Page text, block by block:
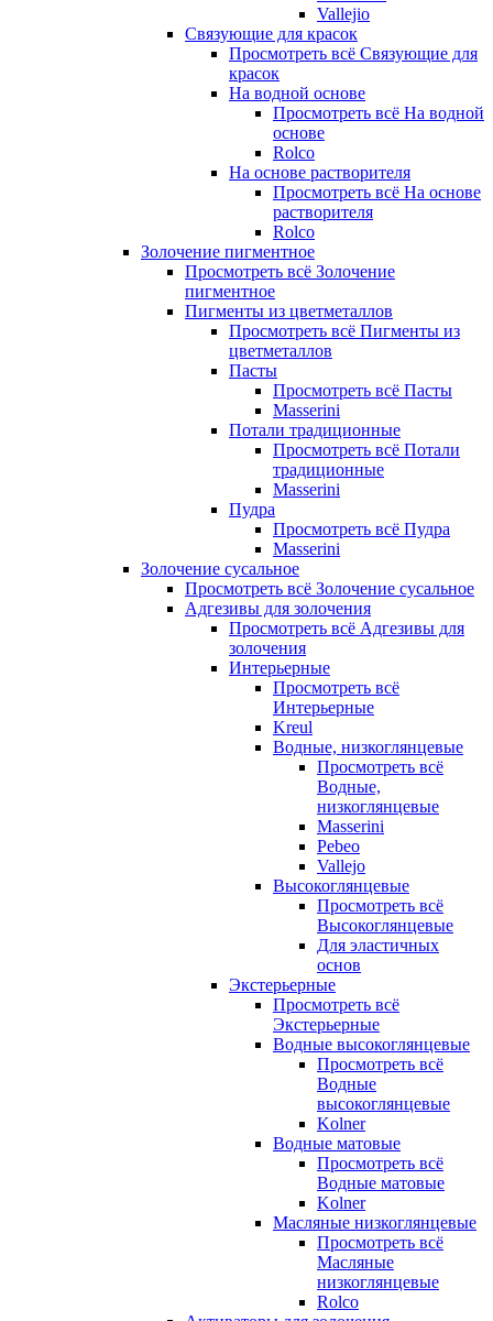
Vallejio
Связующие для красок
Просмотреть всё Связующие для
красок
На водной основе
Просмотреть всё На водной
основе
Rolco
На основе растворителя
Просмотреть всё На основе
растворителя
Rolco
Золочение пигментное
Просмотреть всё Золочение
пигментное
Пигменты из цветметаллов
Просмотреть всё Пигменты из
цветметаллов
Пасты
Просмотреть всё Пасты
Masserini
Потали традиционные
Просмотреть всё Потали
традиционные
Masserini
Пудра
Просмотреть всё Пудра
Masserini
Золочение сусальное
Просмотреть всё Золочение сусальное
Адгезивы для золочения
Просмотреть всё Адгезивы для
золочения
Интерьерные
Просмотреть всё
Интерьерные
Kreul
Водные, низкоглянцевые
Просмотреть всё
Водные,
низкоглянцевые
Masserini
Pebeo
Vallejo
Высокоглянцевые
Просмотреть всё
Высокоглянцевые
Для эластичных
основ
Экстерьерные
Просмотреть всё
Экстерьерные
Водные высокоглянцевые
Просмотреть всё
Водные
высокоглянцевые
Kolner
Водные матовые
Просмотреть всё
Водные матовые
Kolner
Масляные низкоглянцевые
Просмотреть всё
Масляные
низкоглянцевые
Rolco